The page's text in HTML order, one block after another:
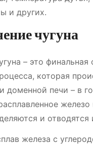
и других.
чугуна
– это финальная
которая
доменной печи – в
и отводятся
железа с